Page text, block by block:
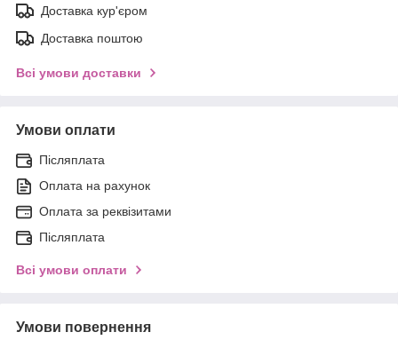
Доставка кур'єром
Доставка поштою
Всі умови доставки
Умови оплати
Післяплата
Оплата на рахунок
Оплата за реквізитами
Післяплата
Всі умови оплати
Умови повернення